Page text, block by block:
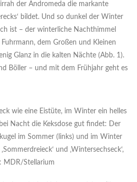
der Andromeda die markante
bildet. Und so dunkel der Winter
ist – der winterliche Nachthimmel
dem Großen und Kleinen
Glanz in die kalten Nächte (Abb. 1).
Böller – und mit dem Frühjahr geht es
wie eine Eistüte, im Winter ein helles
Nacht die Keksdose gut findet: Der
im Sommer (links) und im Winter
und ‚Wintersechseck‘,
MDR/Stellarium